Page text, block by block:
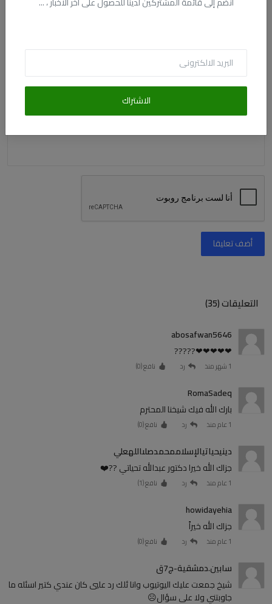
الاشتراك
أضف تعليقا
التعليقات (35)
abosafwan5646
❤❤❤❤❤?????
1 شهر منذ رد نافع (0
)
RomaSadeq
بارك الله فيك شيخنا المحترم
1 عام منذ رد نافع (0
)
دينيحياتيالإسلاممحمدصلىاللهعلي
جزاك الله خيرا دكتور عبدالله تحياتي ??❤️
1 عام منذ رد نافع (1
)
howidayehia
جزاك الله خيراً
1 عام منذ رد نافع (0
)
سابين.دمشقية-ج7ق
شيخ جمعت عليك اليوتيوب وانا ئلك رد عليي كان عندي كتير اسئله ما
جاوبتني ولا على سؤال☹️